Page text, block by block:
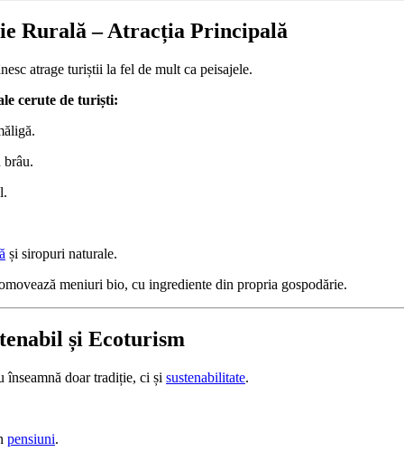
Rurală – Atracția Principală
atrage turiștii la fel de mult ca peisajele.
cerute de turiști:
brâu.
și siropuri naturale.
meniuri bio, cu ingrediente din propria gospodărie.
și Ecoturism
înseamnă doar tradiție, ci și sustenabilitate.
pensiuni.